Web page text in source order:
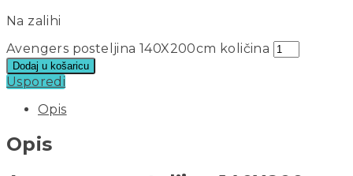
Na zalihi
Avengers posteljina 140X200cm količina
Dodaj u košaricu
Usporedi
Opis
Opis